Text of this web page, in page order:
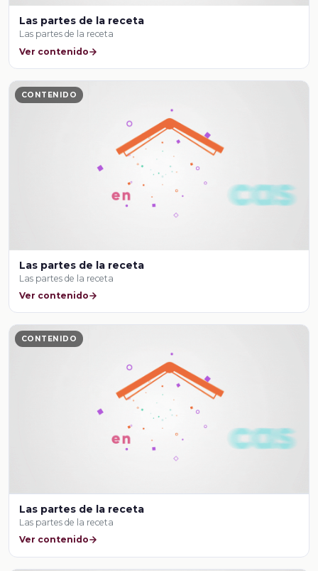
Las partes de la receta
Las partes de la receta
Ver contenido
CONTENIDO
Las partes de la receta
Las partes de la receta
Ver contenido
CONTENIDO
Las partes de la receta
Las partes de la receta
Ver contenido